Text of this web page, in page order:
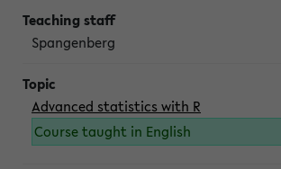
Spangenberg
Advanced statistics with R
Course taught in English